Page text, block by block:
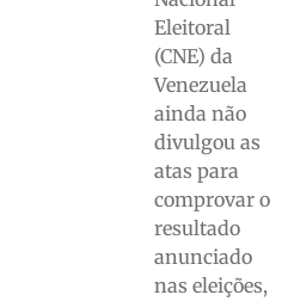
Eleitoral
(CNE) da
Venezuela
ainda não
divulgou as
atas para
comprovar o
resultado
anunciado
nas eleições,